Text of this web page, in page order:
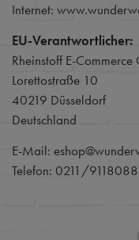
Internet:
EU-Verantwortlicher:
Rheinstoff E-Commerce
Lorettostraße 10
40219 Düsseldorf
Deutschland
E-Mail:
Telefon: 0211/